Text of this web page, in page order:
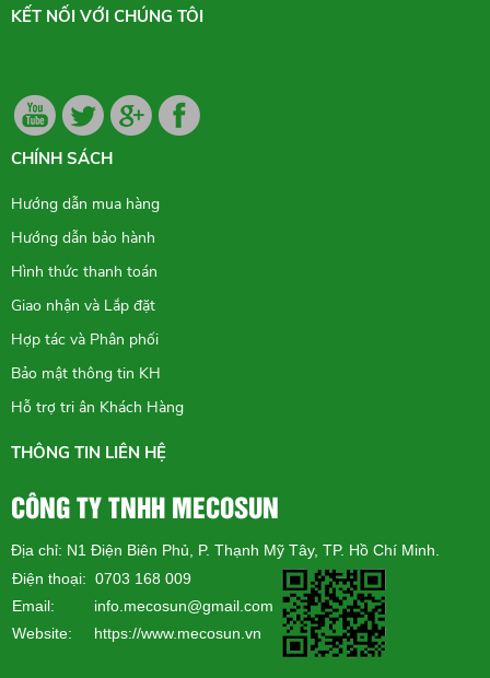
KẾT NỐI VỚI CHÚNG TÔI
CHÍNH SÁCH
Hướng dẫn mua hàng
Hướng dẫn bảo hành
Hình thức thanh toán
Giao nhận và Lắp đặt
Hợp tác và Phân phối
Bảo mật thông tin KH
Hỗ trợ tri ân Khách Hàng
THÔNG TIN LIÊN HỆ
CÔNG TY TNHH MECOSUN
Địa chỉ: N1 Điện Biên Phủ, P. Thạnh Mỹ Tây, TP. Hồ Chí Minh.
Điện thoại: 0703 168 009
Email: info.mecosun@gmail.com
Website: https://www.mecosun.vn